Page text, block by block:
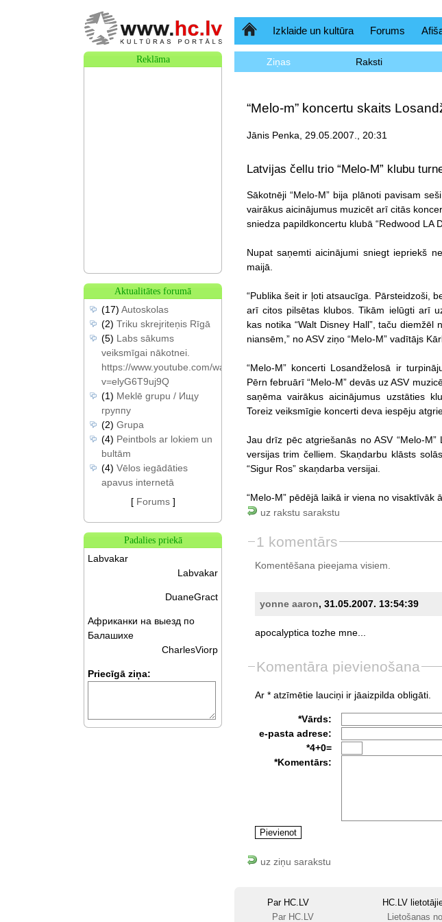
SākumlapaIzklaide un kultūra Forums
Ziņas Raksti
“Melo-m” koncertu skaits
Jānis Penka, 29.05.2007., 20:31
Latvijas čellu trio “Melo-M” klubu
Sākotnēji “Melo-M” bija plānoti pavisam
vairākus aicinājumus muzicēt arī citās
sniedza papildkoncertu klubā “Redwood LA
Nupat saņemti aicinājumi sniegt iepriekš
maijā.
“Publika šeit ir ļoti atsaucīga. Pārsteidzoši,
arī citos pilsētas klubos. Tikām ielūgti arī
kas notika “Walt Disney Hall”, taču diemžēl
niansēm,” no ASV ziņo “Melo-M” vadītājs
“Melo-M” koncerti Losandželosā ir
Pērn februārī “Melo-M” devās uz ASV
saņēma vairākus aicinājumus uzstāties
Toreiz veiksmīgie koncerti deva iespēju
Jau drīz pēc atgriešanās no ASV “Melo-
versijas trim čelliem. Skaņdarbu klāsts
“Sigur Ros” skaņdarba versijai.
“Melo-M” pēdējā laikā ir viena no visaktīvāk
uz rakstu sarakstu
1 komentārs
Komentēšana pieejama visiem.
yonne aaron, 31.05.2007. 13:54:39
apocalyptica tozhe mne...
Komentāra pievienošana
Ar * atzīmētie lauciņi ir jāaizpilda obligāti.
*Vārds:
e-pasta adrese:
*4+0=
*Komentārs:
uz ziņu sarakstu
Par HC.LV
Par HC.LV
HC.LV
Lietošanas
Reklāma
Aktualitātes forumā
(17) Autoskolas
(2) Triku skrejriteņis Rīgā
(5) Labs sākums
veiksmīgai nākotnei.
https://www.youtube.com/watch?
v=elyG6T9uj9Q
(1) Meklē grupu / Ищу
группу
(2) Grupa
(4) Peintbols ar lokiem un
bultām
(4) Vēlos iegādāties
apavus internetā
[ Forums]
Padalies priekā
Labvakar
Labvakar
DuaneGract
Африканки на выезд по
Балашихе
CharlesViorp
Priecīgā ziņa: